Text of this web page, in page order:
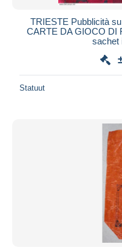
TRIESTE Pubblicità
CARTE DA GIOCO DI
sachet
Statuut